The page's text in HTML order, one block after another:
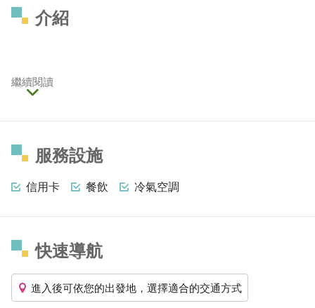
介紹
繼續閱讀
服務設施
信用卡 餐飲 冷氣空調
快速導航
進入後可依您的出發地，選擇適合的交通方式